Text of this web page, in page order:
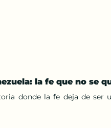
la fe que no se
donde la fe deja de ser